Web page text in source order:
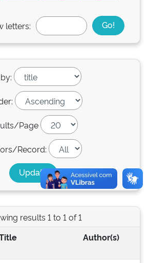
letters:
Page
Record:
results 1 to 1 of 1
Author(s)